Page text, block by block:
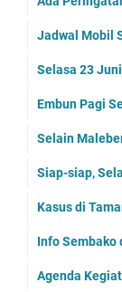
Jadwal Mobil
Selasa 23
Embun Pagi
Selain
Siap-siap,
Kasus di
Info Sembako
Agenda